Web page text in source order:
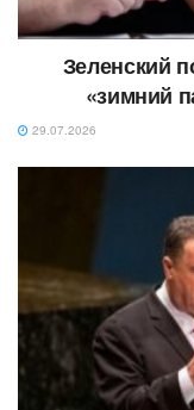
Зеленский
«зимний
29.07.2026